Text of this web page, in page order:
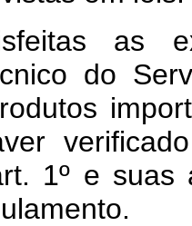
as
do
1º e